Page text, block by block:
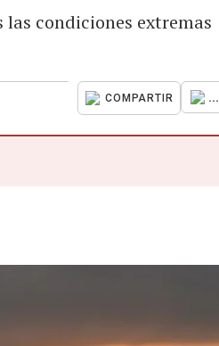
condiciones extremas
COMPARTIR ...